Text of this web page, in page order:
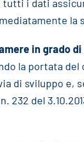
tutti i dati
la
in grado
la portata del
di sviluppo e,
232 del